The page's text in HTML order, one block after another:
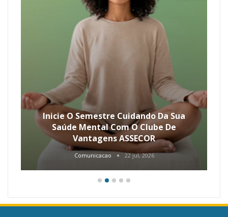
Inicie O Semestre Cuidando Da Sua
Saúde Mental Com O Clube De
Vantagens ASSECOR
Comunicacao 22 jul, 2026